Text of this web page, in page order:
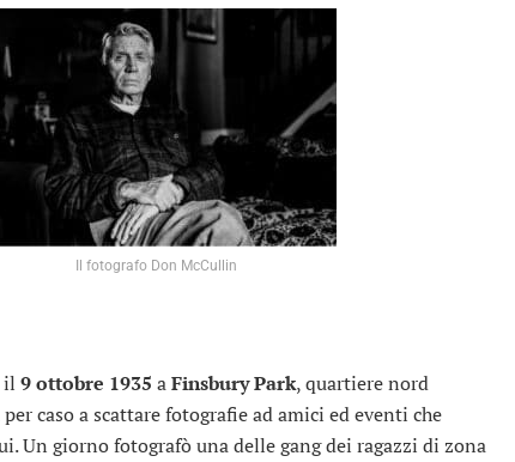
Il fotografo Don McCullin
il 9 ottobre 1935 aFinsbury Park, quartiere nord
caso a scattare fotografie ad amici ed eventi che
Un giorno fotografò una delle gang dei ragazzi di zona